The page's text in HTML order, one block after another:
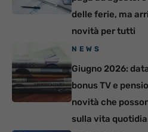
delle ferie, ma
novità per tutti
NEWS
Giugno 2026:
bonus TV e
novità che
sulla vita